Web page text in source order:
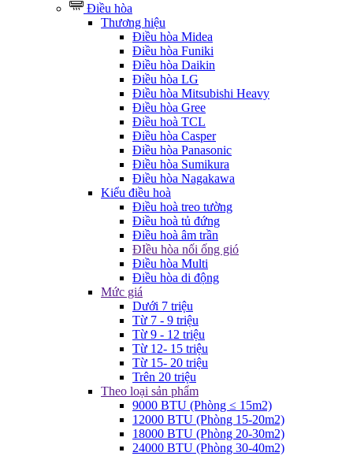
Điều hòa
Thương hiệu
Điều hòa Midea
Điều hòa Funiki
Điều hòa Daikin
Điều hòa LG
Điều hòa Mitsubishi Heavy
Điều hòa Gree
Điều hoà TCL
Điều hòa Casper
Điều hòa Panasonic
Điều hòa Sumikura
Điều hòa Nagakawa
Kiểu điều hoà
Điều hoà treo tường
Điều hoà tủ đứng
Điều hoà âm trần
ĐIều hòa nối ống gió
Điều hòa Multi
Điều hòa di động
Mức giá
Dưới 7 triệu
Từ 7 - 9 triệu
Từ 9 - 12 triệu
Từ 12- 15 triệu
Từ 15- 20 triệu
Trên 20 triệu
Theo loại sản phẩm
9000 BTU (Phòng ≤ 15m2)
12000 BTU (Phòng 15-20m2)
18000 BTU (Phòng 20-30m2)
24000 BTU (Phòng 30-40m2)